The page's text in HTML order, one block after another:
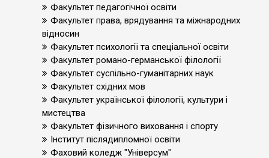
Факультет педагогічної освіти
Факультет права, врядування та міжнародних
відносин
Факультет психології та спеціальної освіти
Факультет романо-германської філології
Факультет суспільно-гуманітарних наук
Факультет східних мов
Факультет української філології, культури і
мистецтва
Факультет фізичного виховання і спорту
Інститут післядипломної освіти
Фаховий коледж "Універсум"